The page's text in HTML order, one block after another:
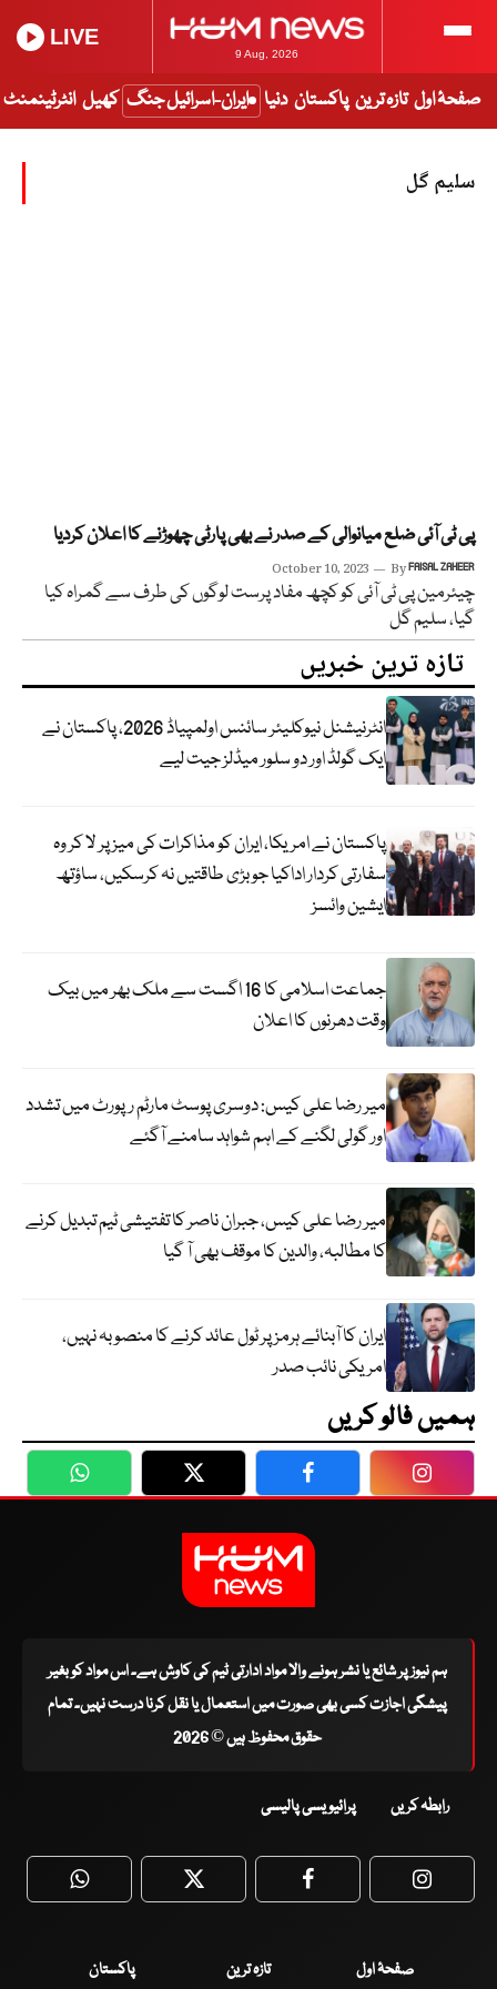
9 Aug, 2026
LIVE
صفحۂ اول تازہ ترین پاکستان دنیا ایران-اسرائیل جنگ کھیل انٹرٹینمنٹ
سلیم گل
پی ٹی آئی ضلع میانوالی کے صدر نے بھی پارٹی چھوڑنے کا اعلان کردیا
October 10, 2023 ByFAISAL ZAHEER
چیئرمین پی ٹی آئی کو کچھ مفاد پرست لوگوں کی طرف سے گمراہ کیا
گیا، سلیم گل
تازہ ترین خبریں
انٹرنیشنل نیوکلیئر سائنس اولمپیاڈ 2026، پاکستان نے
ایک گولڈ اور دو سلور میڈلز جیت لیے
پاکستان نے امریکا، ایران کو مذاکرات کی میز پر لا کر وہ
سفارتی کردار اداکیا جو بڑی طاقتیں نہ کرسکیں، ساؤتھ
ایشین وائسز
جماعت اسلامی کا 16 اگست سے ملک بھر میں بیک
وقت دھرنوں کا اعلان
میر رضا علی کیس: دوسری پوسٹ مارٹم رپورٹ میں تشدد
اور گولی لگنے کے اہم شواہد سامنے آگئے
میر رضا علی کیس، جبران ناصر کا تفتیشی ٹیم تبدیل کرنے
کا مطالبہ، والدین کا موقف بھی آ گیا
ایران کا آبنائے ہرمز پر ٹول عائد کرنے کا منصوبہ نہیں،
امریکی نائب صدر
ہمیں فالو کریں
WhatsApp Twitter Facebook
ہم نیوز پر شائع یا نشر ہونے والا مواد ادارتی ٹیم کی کاوش ہے۔ اس مواد کو بغیر
پیشگی اجازت کسی بھی صورت میں استعمال یا نقل کرنا درست نہیں۔ تمام
حقوق محفوظ ہیں © 2026
رابطہ کریں پرائیویسی پالیسی
WhatsApp Twitter Facebook
صفحۂ اول تازہ ترین پاکستان